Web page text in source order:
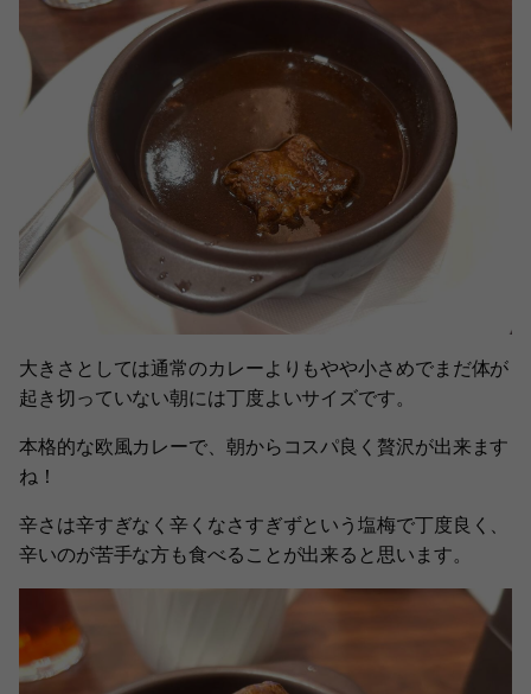
大きさとしては通常のカレーよりもやや小さめでまだ体が
起き切っていない朝には丁度よいサイズです。
本格的な欧風カレーで、朝からコスパ良く贅沢が出来ます
ね！
辛さは辛すぎなく辛くなさすぎずという塩梅で丁度良く、
辛いのが苦手な方も食べることが出来ると思います。